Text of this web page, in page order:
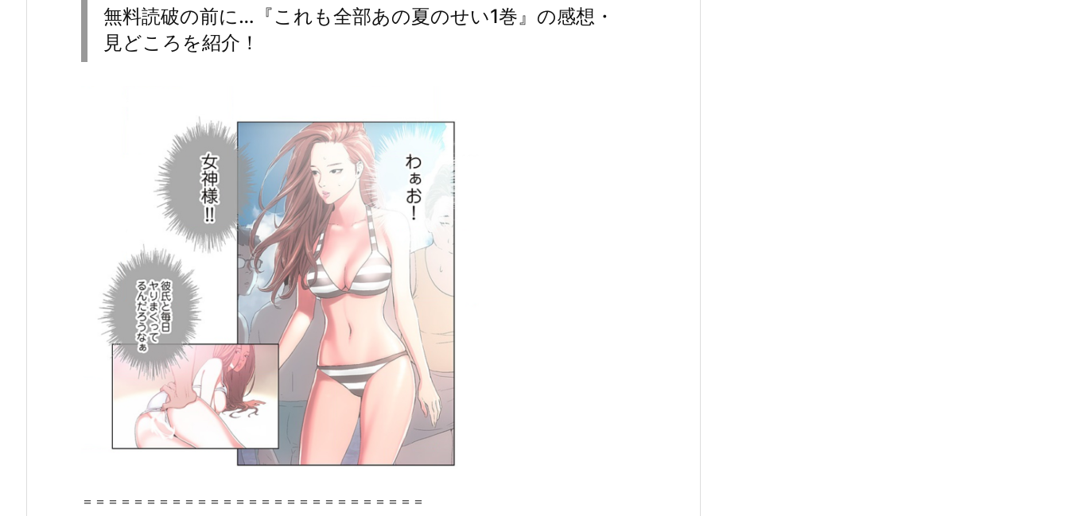
せ
ろ
無料読破の前に…『これも全部あの夏のせい1巻』の感想・
見どころを紹介！
＝＝＝＝＝＝＝＝＝＝＝＝＝＝＝＝＝＝＝＝＝＝＝＝＝＝＝